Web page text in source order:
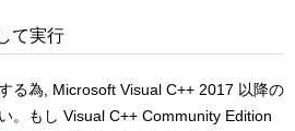
て実行
る為, Microsoft Visual C++ 2017 以降の
。もし Visual C++ Community Edition